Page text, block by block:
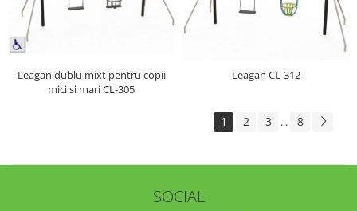
Leagan dublu mixt pentru copii
mici si mari CL-305
Leagan CL-312
1 2 3 ... 8
SOCIAL